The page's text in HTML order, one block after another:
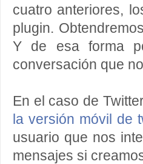
cuatro anteriores,
plugin.
Y de esa forma
conversación que
En el caso de
la versión móvil de
usuario que nos
mensajes si